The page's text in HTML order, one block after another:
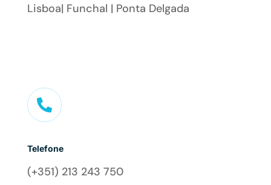
Lisboa| Funchal | Ponta Delgada

Telefone
(+351) 213 243 750